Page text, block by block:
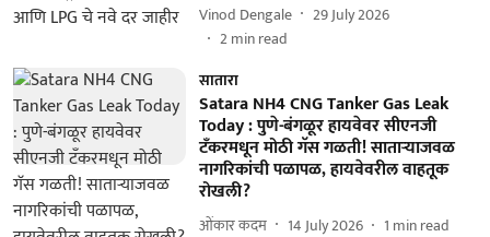
Vinod Dengale
29 July 2026
2min read
सातारा
Satara NH4 CNG Tanker Gas Leak
Today : पुणे-बंगळूर हायवेवर सीएनजी
टँकरमधून मोठी गॅस गळती! साताऱ्याजवळ
नागरिकांची पळापळ, हायवेवरील वाहतूक
रोखली?
ओंकार कदम 14 July 2026 1 min read